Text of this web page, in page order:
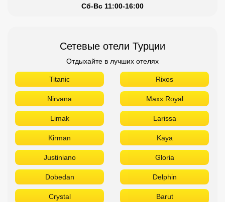
Сб-Вс 11:00-16:00
Сетевые отели Турции
Отдыхайте в лучших отелях
Titanic Rixos
Nirvana Maxx Royal
Limak Larissa
Kirman Kaya
Justiniano Gloria
Dobedan Delphin
Crystal Barut